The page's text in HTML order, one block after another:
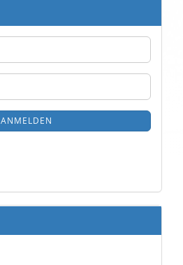
ANMELDEN